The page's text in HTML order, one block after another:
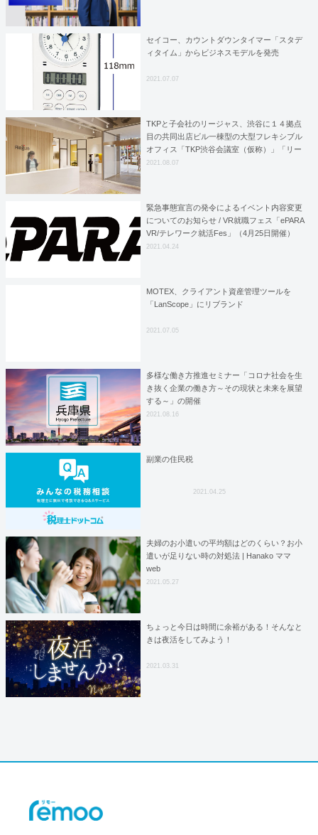
セイコー、カウントダウンタイマー「スタデ
ィタイム」からビジネスモデルを発売
2021.07.07
TKPと子会社のリージャス、渋谷に１４拠点
目の共同出店ビル一棟型の大型フレキシブル
オフィス「TKP渋谷会議室（仮称）」「リー
ジャス渋谷公園通りビジネスセンター」2021
2021.08.07
緊急事態宣言の発令によるイベント内容変更
についてのお知らせ / VR就職フェス「ePARA
VR/テレワーク就活Fes」（4月25日開催）
2021.04.24
MOTEX、クライアント資産管理ツールを
「LanScope」にリブランド
2021.07.05
多様な働き方推進セミナー「コロナ社会を生
き抜く企業の働き方～その現状と未来を展望
する～」の開催
2021.08.16
副業の住民税
2021.04.25
夫婦のお小遣いの平均額はどのくらい？お小
遣いが足りない時の対処法 | Hanako ママ
web
2021.05.27
ちょっと今日は時間に余裕がある！そんなと
きは夜活をしてみよう！
2021.03.31